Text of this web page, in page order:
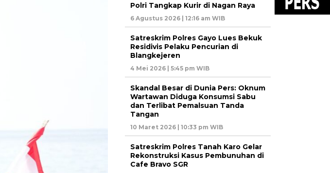
Polri Tangkap Kurir di Nagan Raya
6 Agustus 2026 | 12:16 am WIB
Satreskrim Polres Gayo Lues Bekuk
Residivis Pelaku Pencurian di
Blangkejeren
4 Mei 2026 | 5:45 pm WIB
Skandal Besar di Dunia Pers: Oknum
Wartawan Diduga Konsumsi Sabu
dan Terlibat Pemalsuan Tanda
Tangan
10 Maret 2026 | 10:33 pm WIB
Satreskrim Polres Tanah Karo Gelar
Rekonstruksi Kasus Pembunuhan di
Cafe Bravo SGR